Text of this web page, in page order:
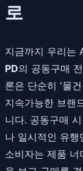
로
지금까지 우리는
PD의 공동구매
론은 단순히 '물
지속가능한 브랜
니다. 공동구매
나 일시적인 유행
소비자는 제품